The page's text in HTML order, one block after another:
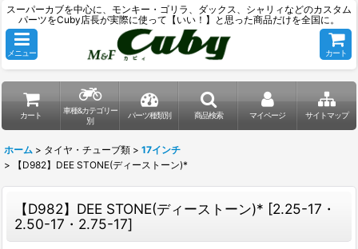
スーパーカブを中心に、モンキー・ゴリラ、ダックス、シャリィなどのカスタム
パーツをCuby店長が実際に使って【いい！】と思った商品だけを全国に。
メニュー カート
カート
車種&カテゴリー
別
パーツ種類別 商品検索 マイページ サイトマップ
ホーム > タイヤ・チューブ類 > 17インチ
>
【D982】DEE STONE(ディーストーン)*
【D982】DEE STONE(ディーストーン)* [2.25-17・
2.50-17・2.75-17]